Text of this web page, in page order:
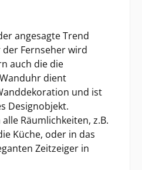
angesagte Trend
Fernseher wird
auch die die
dient
und ist
Designobjekt.
Räumlichkeiten, z.B.
Küche, oder in das
Zeitzeiger in